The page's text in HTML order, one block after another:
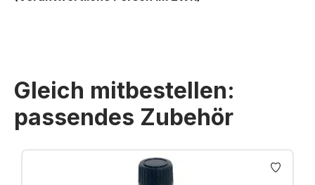
Gleich mitbestellen:
passendes Zubehör
Produktgalerie überspringen